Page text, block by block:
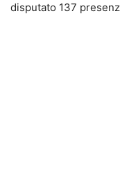
disputato 137